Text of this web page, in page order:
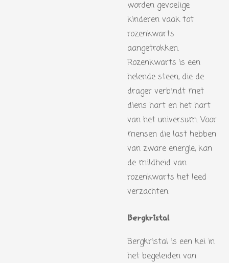
worden gevoelige
kinderen vaak tot
rozenkwarts
aangetrokken.
Rozenkwarts is een
helende steen, die de
drager verbindt met
diens hart en het hart
van het universum. Voor
mensen die last hebben
van zware energie, kan
de mildheid van
rozenkwarts het leed
verzachten.
Bergkristal
Bergkristal is een kei in
het begeleiden van